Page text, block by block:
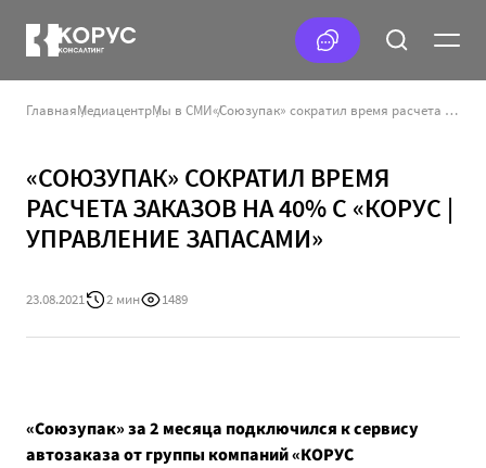
ГлавнаяМедиацентрМы в СМИ «Союзупак» сократил время расчета заказов на 40% с «КОРУС | Управление запасами»
«СОЮЗУПАК» СОКРАТИЛ ВРЕМЯ
РАСЧЕТА ЗАКАЗОВ НА 40% С «КОРУС |
УПРАВЛЕНИЕ ЗАПАСАМИ»
23.08.2021 2 мин 1489
«Союзупак» за 2 месяца подключился к сервису
автозаказа от группы компаний «КОРУС